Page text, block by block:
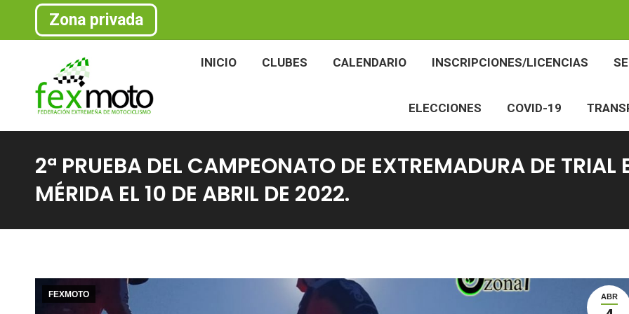
Zona privada
INICIO CLUBES CALENDARIO INSCRIPCIONES/LICENCIAS
ELECCIONES COVID-19
2ª PRUEBA DEL CAMPEONATO DE EXTREMADURA DE TRIAL
MÉRIDA EL 10 DE ABRIL DE 2022.
ABR
FEXMOTO
ELECCIONES COVID-19